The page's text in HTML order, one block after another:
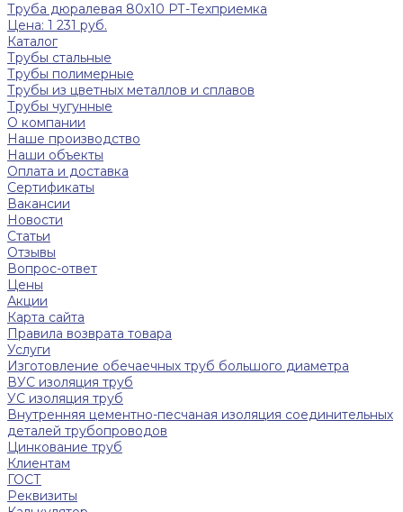
Труба дюралевая 80x10 РТ-Техприемка
Цена: 1 231 руб.
Каталог
Трубы стальные
Трубы полимерные
Трубы из цветных металлов и сплавов
Трубы чугунные
О компании
Наше производство
Наши объекты
Оплата и доставка
Сертификаты
Вакансии
Новости
Статьи
Отзывы
Вопрос-ответ
Цены
Акции
Карта сайта
Правила возврата товара
Услуги
Изготовление обечаечных труб большого диаметра
ВУС изоляция труб
УС изоляция труб
Внутренняя цементно-песчаная изоляция соединительных
деталей трубопроводов
Цинкование труб
Клиентам
ГОСТ
Реквизиты